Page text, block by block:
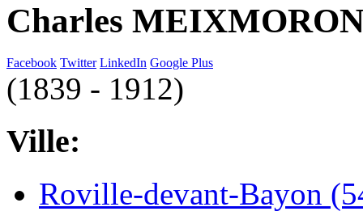
Charles
Facebook Twitter LinkedIn Google Plus
(1839 - 1912)
Ville:
Roville-devant-Bayon